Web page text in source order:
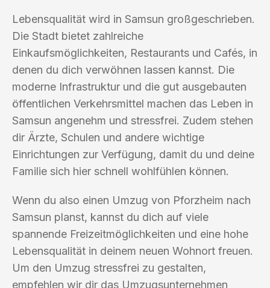
Lebensqualität wird in Samsun großgeschrieben.
Die Stadt bietet zahlreiche
Einkaufsmöglichkeiten, Restaurants und Cafés, in
denen du dich verwöhnen lassen kannst. Die
moderne Infrastruktur und die gut ausgebauten
öffentlichen Verkehrsmittel machen das Leben in
Samsun angenehm und stressfrei. Zudem stehen
dir Ärzte, Schulen und andere wichtige
Einrichtungen zur Verfügung, damit du und deine
Familie sich hier schnell wohlfühlen können.
Wenn du also einen Umzug von Pforzheim nach
Samsun planst, kannst du dich auf viele
spannende Freizeitmöglichkeiten und eine hohe
Lebensqualität in deinem neuen Wohnort freuen.
Um den Umzug stressfrei zu gestalten,
empfehlen wir dir das Umzugsunternehmen